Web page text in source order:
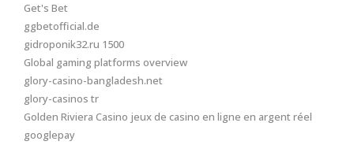
Get's Bet
ggbetofficial.de
gidroponik32.ru 1500
Global gaming platforms overview
glory-casino-bangladesh.net
glory-casinos tr
Golden Riviera Casino jeux de casino en ligne en argent réel
googlepay